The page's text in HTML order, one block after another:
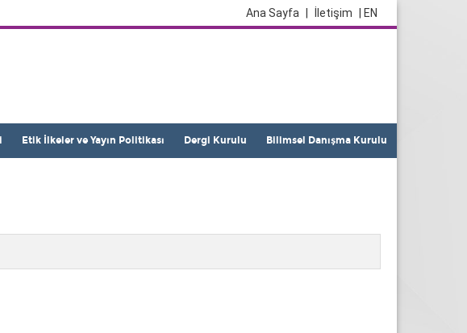
| EN
İletişim
Ana Sayfa
Etik İlkeler ve Yayın Politikası Dergi Kurulu Bilimsel Danışma Kurulu